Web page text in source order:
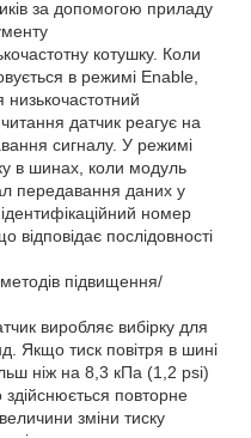
за допомогою приладу
котушку. Коли
в режимі Enable,
низькочастотний
датчик реагує на
сигналу. У режимі
в шинах, коли модуль
передавання даних у
номер
послідовності
підвищення/
виробляє вибірку для
Якщо тиск повітря в шині
ніж на 8,3 кПа (1,2 psi)
повторне
зміни тиску